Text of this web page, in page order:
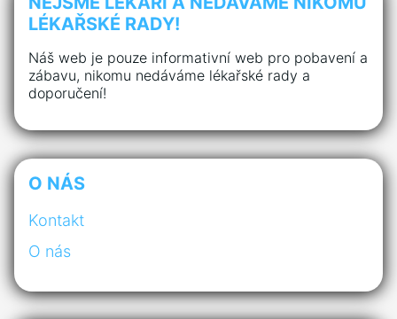
LÉKAŘSKÉ RADY!
Náš web je pouze informativní web pro pobavení a
zábavu, nikomu nedáváme lékařské rady a
doporučení!
O NÁS
Kontakt
O nás